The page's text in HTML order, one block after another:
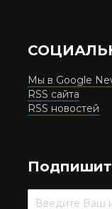
Мы в Google
RSS сайта
RSS новостей